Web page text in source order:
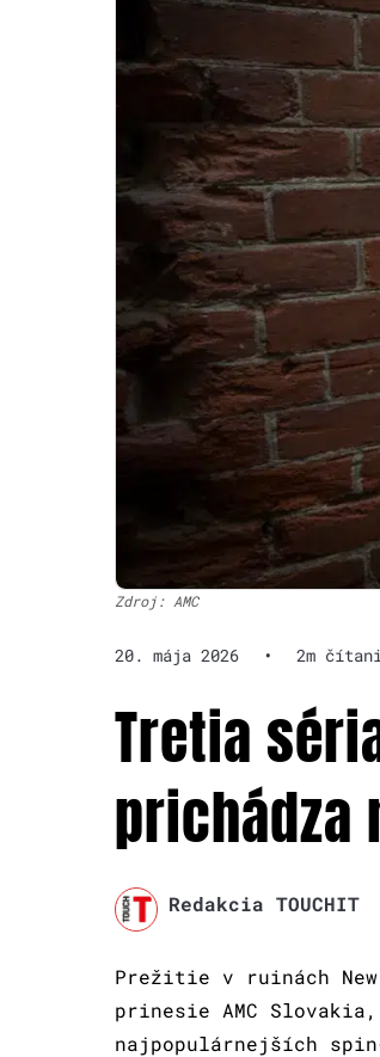
Zdroj: AMC
20. mája 2026 • 2m
Tretia
prichádza
Redakcia TOUCHIT
Prežitie v ruinách
prinesie AMC
najpopulárnejších